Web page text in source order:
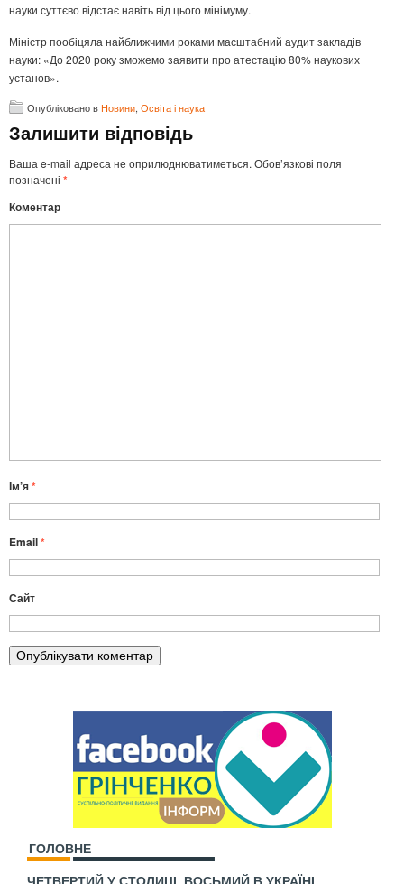
науки суттєво відстає навіть від цього мінімуму.
Міністр пообіцяла найближчими роками масштабний аудит закладів
науки: «До 2020 року зможемо заявити про атестацію 80% наукових
установ».
Опубліковано вНовини, Освіта і наука
Залишити відповідь
Ваша e-mail адреса не оприлюднюватиметься. Обов’язкові поля
позначені *
Коментар
Ім’я*
Email*
Сайт
ГОЛОВНЕ
ЧЕТВЕРТИЙ У СТОЛИЦІ, ВОСЬМИЙ В УКРАЇНІ